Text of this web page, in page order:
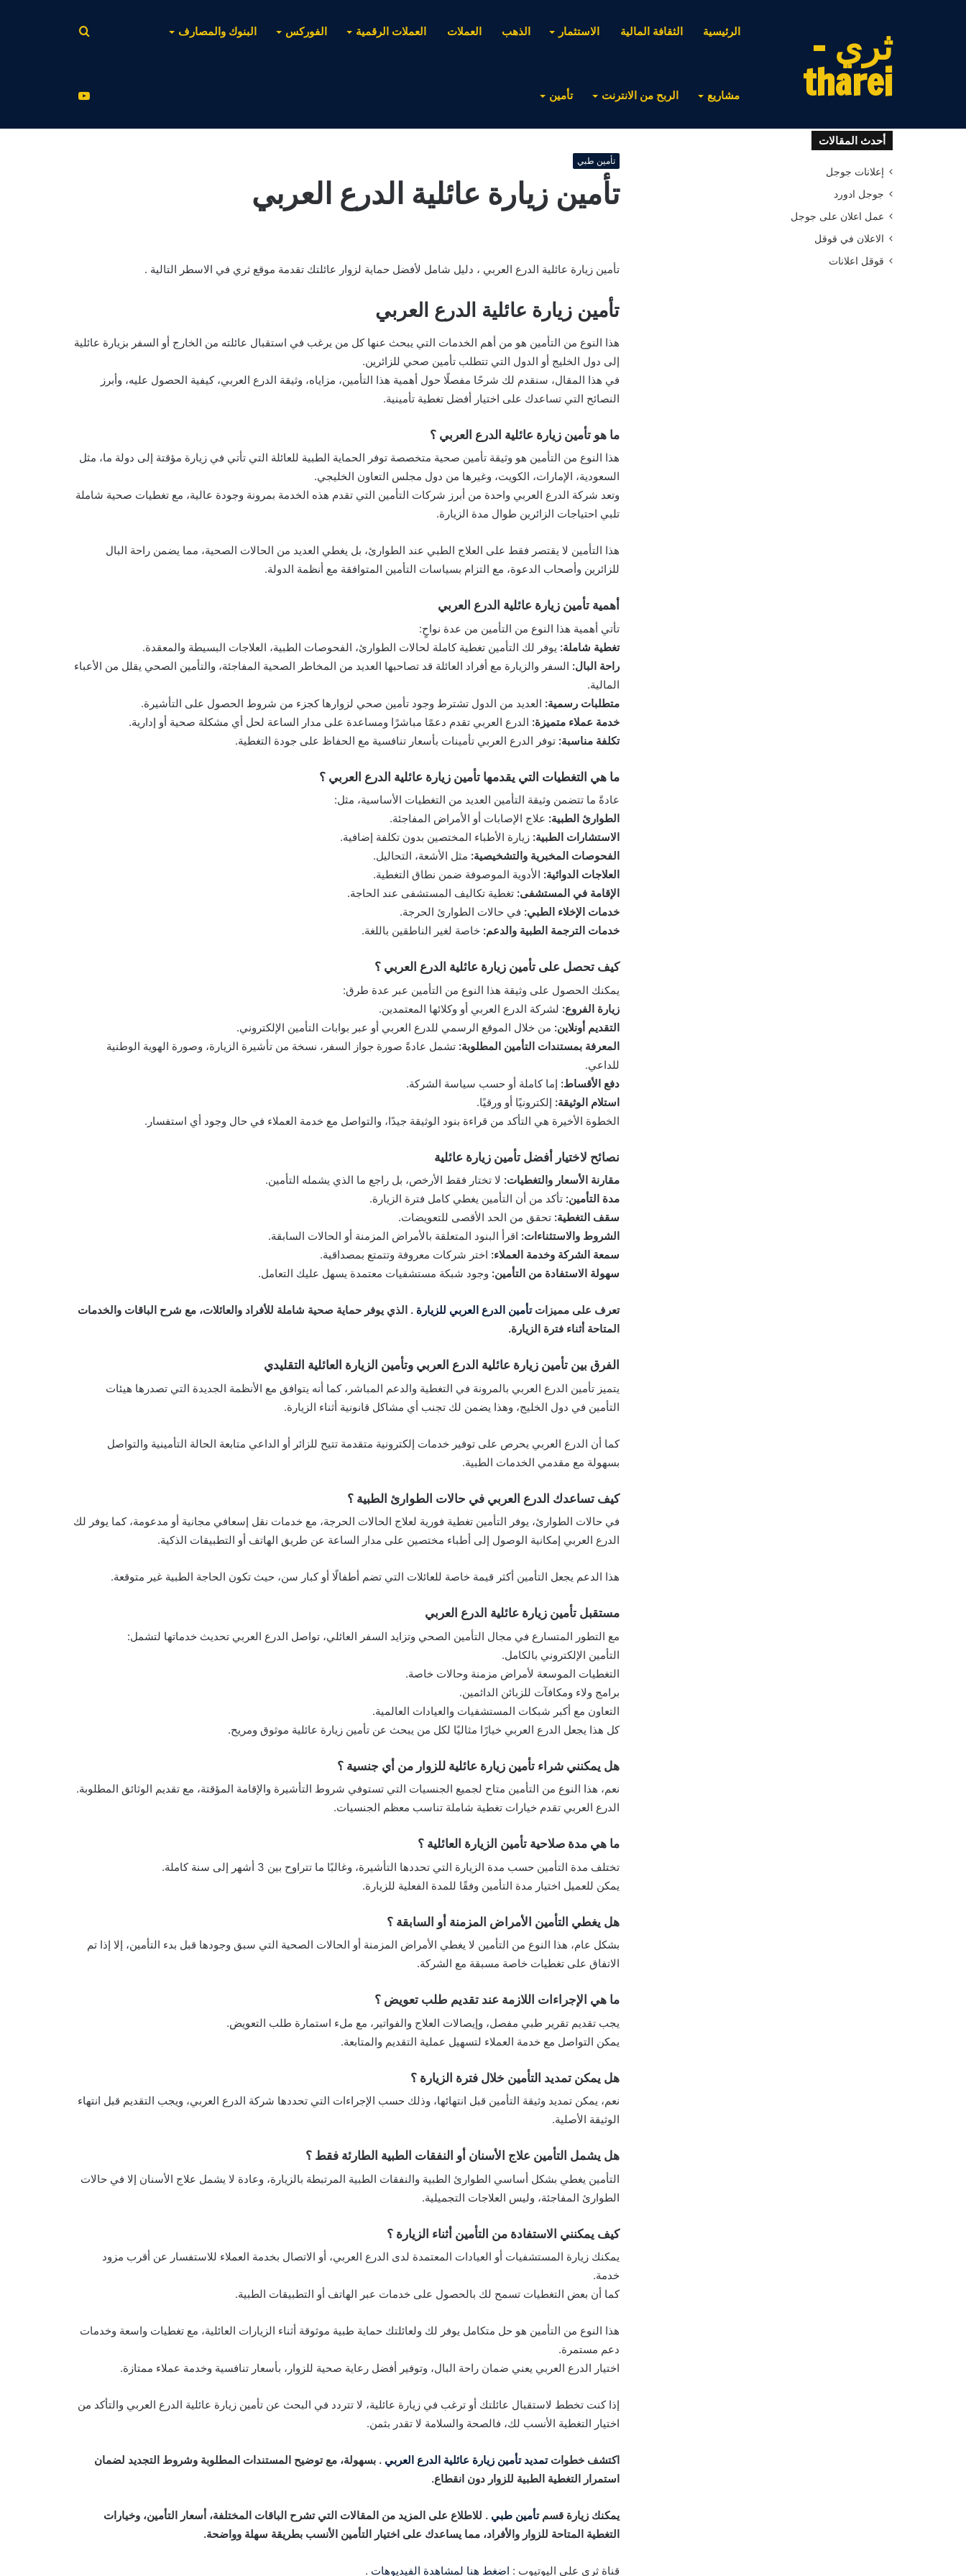
ثري -
tharei
الرئيسية الثقافة المالية الاستثمار الذهب العملات العملات الرقمية الفوركس البنوك والمصارف
مشاريع الربح من الانترنت تأمين عن
تأمين طبي
تأمين زيارة عائلية الدرع العربي
تأمين زيارة عائلية الدرع العربي ، دليل شامل لأفضل حماية لزوار عائلتك تقدمة موقع ثري في الاسطر التالية .
تأمين زيارة عائلية الدرع العربي
هذا النوع من التأمين هو من أهم الخدمات التي يبحث عنها كل من يرغب في استقبال عائلته من الخارج أو السفر بزيارة عائلية
إلى دول الخليج أو الدول التي تتطلب تأمين صحي للزائرين.
في هذا المقال، سنقدم لك شرحًا مفصلًا حول أهمية هذا التأمين، مزاياه، وثيقة الدرع العربي، كيفية الحصول عليه، وأبرز
النصائح التي تساعدك على اختيار أفضل تغطية تأمينية.
ما هو تأمين زيارة عائلية الدرع العربي ؟
هذا النوع من التأمين هو وثيقة تأمين صحية متخصصة توفر الحماية الطبية للعائلة التي تأتي في زيارة مؤقتة إلى دولة ما، مثل
السعودية، الإمارات، الكويت، وغيرها من دول مجلس التعاون الخليجي.
وتعد شركة الدرع العربي واحدة من أبرز شركات التأمين التي تقدم هذه الخدمة بمرونة وجودة عالية، مع تغطيات صحية شاملة
تلبي احتياجات الزائرين طوال مدة الزيارة.
هذا التأمين لا يقتصر فقط على العلاج الطبي عند الطوارئ، بل يغطي العديد من الحالات الصحية، مما يضمن راحة البال
للزائرين وأصحاب الدعوة، مع التزام بسياسات التأمين المتوافقة مع أنظمة الدولة.
أهمية تأمين زيارة عائلية الدرع العربي
تأتي أهمية هذا النوع من التأمين من عدة نواحٍ:
تغطية شاملة: يوفر لك التأمين تغطية كاملة لحالات الطوارئ، الفحوصات الطبية، العلاجات البسيطة والمعقدة.
راحة البال: السفر والزيارة مع أفراد العائلة قد تصاحبها العديد من المخاطر الصحية المفاجئة، والتأمين الصحي يقلل من الأعباء
المالية.
متطلبات رسمية: العديد من الدول تشترط وجود تأمين صحي لزوارها كجزء من شروط الحصول على التأشيرة.
خدمة عملاء متميزة: الدرع العربي تقدم دعمًا مباشرًا ومساعدة على مدار الساعة لحل أي مشكلة صحية أو إدارية.
تكلفة مناسبة: توفر الدرع العربي تأمينات بأسعار تنافسية مع الحفاظ على جودة التغطية.
ما هي التغطيات التي يقدمها تأمين زيارة عائلية الدرع العربي ؟
عادةً ما تتضمن وثيقة التأمين العديد من التغطيات الأساسية، مثل:
الطوارئ الطبية: علاج الإصابات أو الأمراض المفاجئة.
الاستشارات الطبية: زيارة الأطباء المختصين بدون تكلفة إضافية.
الفحوصات المخبرية والتشخيصية: مثل الأشعة، التحاليل.
العلاجات الدوائية: الأدوية الموصوفة ضمن نطاق التغطية.
الإقامة في المستشفى: تغطية تكاليف المستشفى عند الحاجة.
خدمات الإخلاء الطبي: في حالات الطوارئ الحرجة.
خدمات الترجمة الطبية والدعم: خاصة لغير الناطقين باللغة.
كيف تحصل على تأمين زيارة عائلية الدرع العربي ؟
يمكنك الحصول على وثيقة هذا النوع من التأمين عبر عدة طرق:
زيارة الفروع: لشركة الدرع العربي أو وكلائها المعتمدين.
التقديم أونلاين: من خلال الموقع الرسمي للدرع العربي أو عبر بوابات التأمين الإلكتروني.
المعرفة بمستندات التأمين المطلوبة: تشمل عادةً صورة جواز السفر، نسخة من تأشيرة الزيارة، وصورة الهوية الوطنية
للداعي.
دفع الأقساط: إما كاملة أو حسب سياسة الشركة.
استلام الوثيقة: إلكترونيًا أو ورقيًا.
الخطوة الأخيرة هي التأكد من قراءة بنود الوثيقة جيدًا، والتواصل مع خدمة العملاء في حال وجود أي استفسار.
نصائح لاختيار أفضل تأمين زيارة عائلية
مقارنة الأسعار والتغطيات: لا تختار فقط الأرخص، بل راجع ما الذي يشمله التأمين.
مدة التأمين: تأكد من أن التأمين يغطي كامل فترة الزيارة.
سقف التغطية: تحقق من الحد الأقصى للتعويضات.
الشروط والاستثناءات: اقرأ البنود المتعلقة بالأمراض المزمنة أو الحالات السابقة.
سمعة الشركة وخدمة العملاء: اختر شركات معروفة وتتمتع بمصداقية.
سهولة الاستفادة من التأمين: وجود شبكة مستشفيات معتمدة يسهل عليك التعامل.
تعرف على مميزاتتأمين الدرع العربي للزيارة . الذي يوفر حماية صحية شاملة للأفراد والعائلات، مع شرح الباقات والخدمات
المتاحة أثناء فترة الزيارة.
الفرق بين تأمين زيارة عائلية الدرع العربي وتأمين الزيارة العائلية التقليدي
يتميز تأمين الدرع العربي بالمرونة في التغطية والدعم المباشر، كما أنه يتوافق مع الأنظمة الجديدة التي تصدرها هيئات
التأمين في دول الخليج، وهذا يضمن لك تجنب أي مشاكل قانونية أثناء الزيارة.
كما أن الدرع العربي يحرص على توفير خدمات إلكترونية متقدمة تتيح للزائر أو الداعي متابعة الحالة التأمينية والتواصل
بسهولة مع مقدمي الخدمات الطبية.
كيف تساعدك الدرع العربي في حالات الطوارئ الطبية ؟
في حالات الطوارئ، يوفر التأمين تغطية فورية لعلاج الحالات الحرجة، مع خدمات نقل إسعافي مجانية أو مدعومة، كما يوفر لك
الدرع العربي إمكانية الوصول إلى أطباء مختصين على مدار الساعة عن طريق الهاتف أو التطبيقات الذكية.
هذا الدعم يجعل التأمين أكثر قيمة خاصة للعائلات التي تضم أطفالًا أو كبار سن، حيث تكون الحاجة الطبية غير متوقعة.
مستقبل تأمين زيارة عائلية الدرع العربي
مع التطور المتسارع في مجال التأمين الصحي وتزايد السفر العائلي، تواصل الدرع العربي تحديث خدماتها لتشمل:
التأمين الإلكتروني بالكامل.
التغطيات الموسعة لأمراض مزمنة وحالات خاصة.
برامج ولاء ومكافآت للزبائن الدائمين.
التعاون مع أكبر شبكات المستشفيات والعيادات العالمية.
كل هذا يجعل الدرع العربي خيارًا مثاليًا لكل من يبحث عن تأمين زيارة عائلية موثوق ومريح.
هل يمكنني شراء تأمين زيارة عائلية للزوار من أي جنسية ؟
نعم، هذا النوع من التأمين متاح لجميع الجنسيات التي تستوفي شروط التأشيرة والإقامة المؤقتة، مع تقديم الوثائق المطلوبة.
الدرع العربي تقدم خيارات تغطية شاملة تناسب معظم الجنسيات.
ما هي مدة صلاحية تأمين الزيارة العائلية ؟
تختلف مدة التأمين حسب مدة الزيارة التي تحددها التأشيرة، وغالبًا ما تتراوح بين 3 أشهر إلى سنة كاملة.
يمكن للعميل اختيار مدة التأمين وفقًا للمدة الفعلية للزيارة.
هل يغطي التأمين الأمراض المزمنة أو السابقة ؟
بشكل عام، هذا النوع من التأمين لا يغطي الأمراض المزمنة أو الحالات الصحية التي سبق وجودها قبل بدء التأمين، إلا إذا تم
الاتفاق على تغطيات خاصة مسبقة مع الشركة.
ما هي الإجراءات اللازمة عند تقديم طلب تعويض ؟
يجب تقديم تقرير طبي مفصل، وإيصالات العلاج والفواتير، مع ملء استمارة طلب التعويض.
يمكن التواصل مع خدمة العملاء لتسهيل عملية التقديم والمتابعة.
هل يمكن تمديد التأمين خلال فترة الزيارة ؟
نعم، يمكن تمديد وثيقة التأمين قبل انتهائها، وذلك حسب الإجراءات التي تحددها شركة الدرع العربي، ويجب التقديم قبل انتهاء
الوثيقة الأصلية.
هل يشمل التأمين علاج الأسنان أو النفقات الطبية الطارئة فقط ؟
التأمين يغطي بشكل أساسي الطوارئ الطبية والنفقات الطبية المرتبطة بالزيارة، وعادة لا يشمل علاج الأسنان إلا في حالات
الطوارئ المفاجئة، وليس العلاجات التجميلية.
كيف يمكنني الاستفادة من التأمين أثناء الزيارة ؟
يمكنك زيارة المستشفيات أو العيادات المعتمدة لدى الدرع العربي، أو الاتصال بخدمة العملاء للاستفسار عن أقرب مزود
خدمة.
كما أن بعض التغطيات تسمح لك بالحصول على خدمات عبر الهاتف أو التطبيقات الطبية.
هذا النوع من التأمين هو حل متكامل يوفر لك ولعائلتك حماية طبية موثوقة أثناء الزيارات العائلية، مع تغطيات واسعة وخدمات
دعم مستمرة.
اختيار الدرع العربي يعني ضمان راحة البال، وتوفير أفضل رعاية صحية للزوار، بأسعار تنافسية وخدمة عملاء ممتازة.
إذا كنت تخطط لاستقبال عائلتك أو ترغب في زيارة عائلية، لا تتردد في البحث عن تأمين زيارة عائلية الدرع العربي والتأكد من
اختيار التغطية الأنسب لك، فالصحة والسلامة لا تقدر بثمن.
اكتشف خطواتتمديد تأمين زيارة عائلية الدرع العربي . بسهولة، مع توضيح المستندات المطلوبة وشروط التجديد لضمان
استمرار التغطية الطبية للزوار دون انقطاع.
يمكنك زيارة قسمتأمين طبي . للاطلاع على المزيد من المقالات التي تشرح الباقات المختلفة، أسعار التأمين، وخيارات
التغطية المتاحة للزوار والأفراد، مما يساعدك على اختيار التأمين الأنسب بطريقة سهلة وواضحة.
قناة ثري على اليوتيوب : اضغط هنا لمشاهدة الفيديوهات .
أحدث المقالات
إعلانات جوجل
جوجل ادورد
عمل اعلان على جوجل
الاعلان في قوقل
قوقل اعلانات